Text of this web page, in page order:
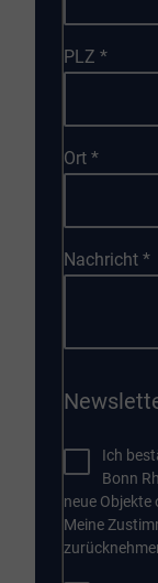
PLZ*
Ort*
Nachricht*
Ich
Bonn
neue
Meine